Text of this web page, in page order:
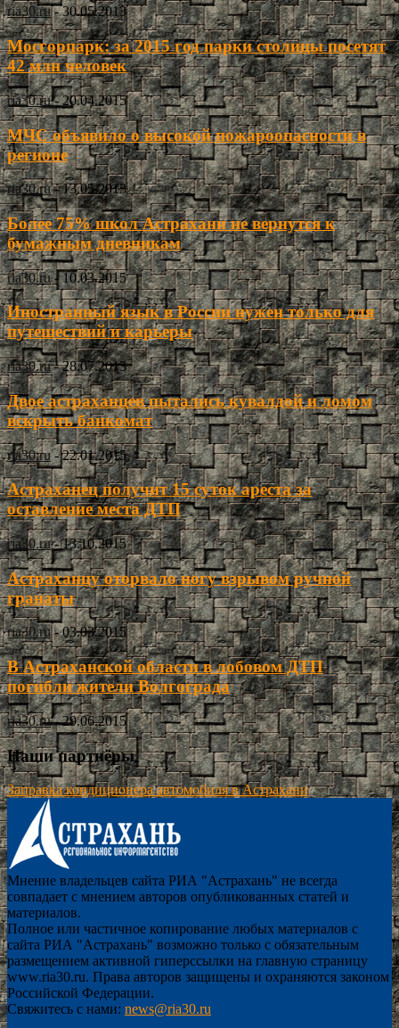
ria30.ru - 30.05.2013
Мосгорпарк: за 2015 год парки столицы посетят
42 млн человек
ria30.ru - 20.04.2015
МЧС объявило о высокой пожароопасности в
регионе
ria30.ru - 13.05.2013
Более 75% школ Астрахани не вернутся к
бумажным дневникам
ria30.ru - 10.03.2015
Иностранный язык в России нужен только для
путешествий и карьеры
ria30.ru - 28.07.2013
Двое астраханцев пытались кувалдой и ломом
вскрыть банкомат
ria30.ru - 22.01.2015
Астраханец получит 15 суток ареста за
оставление места ДТП
ria30.ru - 13.10.2015
Астраханцу оторвало ногу взрывом ручной
гранаты
ria30.ru - 03.03.2015
В Астраханской области в лобовом ДТП
погибли жители Волгограда
ria30.ru - 29.06.2015
Наши партнёры
Заправка кондиционера автомобиля в Астрахани
Мнение владельцев сайта РИА "Астрахань" не всегда
совпадает с мнением авторов опубликованных статей и
материалов.
Полное или частичное копирование любых материалов с
сайта РИА "Астрахань" возможно только с обязательным
размещением активной гиперссылки на главную страницу
www.ria30.ru. Права авторов защищены и охраняются законом
Российской Федерации.
Свяжитесь с нами: news@ria30.ru